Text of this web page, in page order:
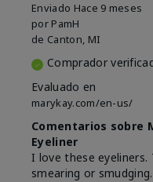
Enviado Hace 9 meses
por PamH
de Canton, MI
Comprador
Evaluado en
marykay.com/en-us/
Comentarios sobre
Eyeliner
I love these
smearing or smudging.